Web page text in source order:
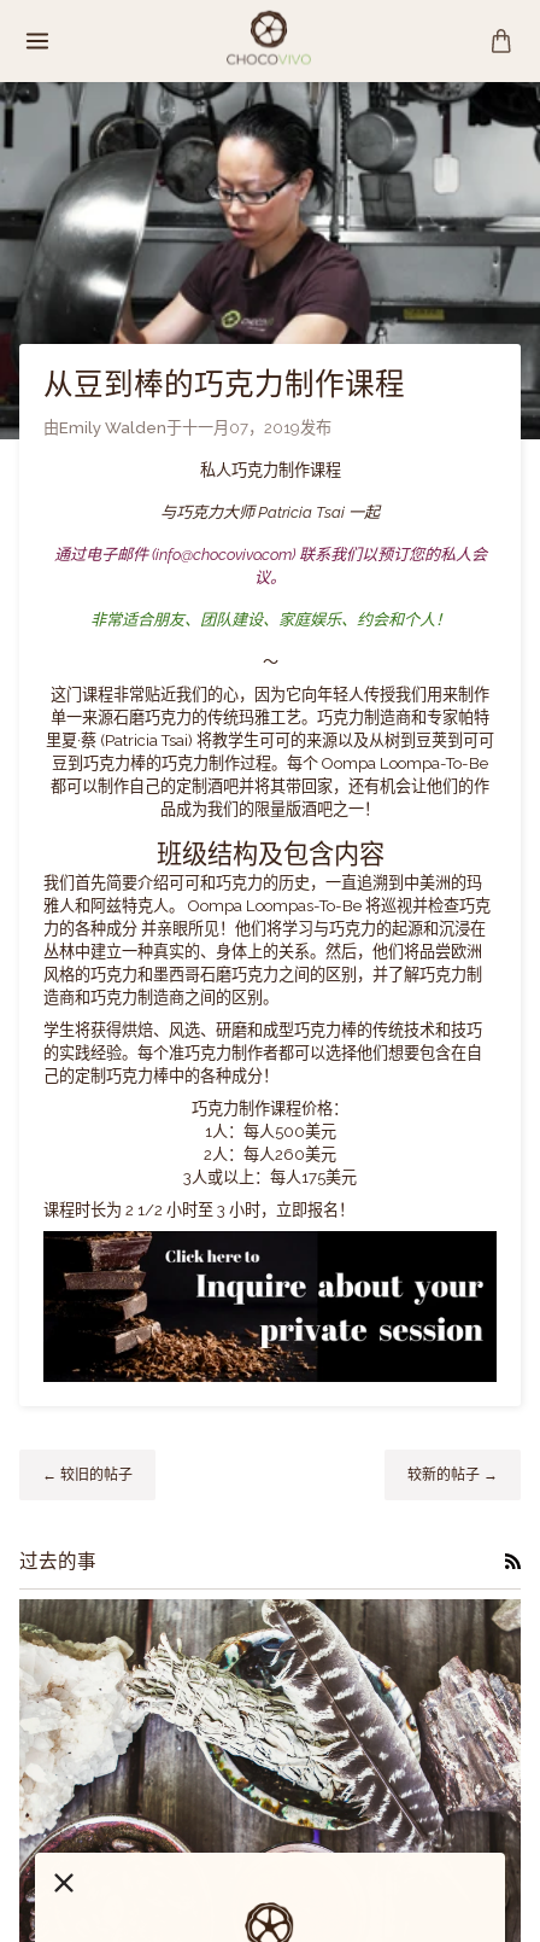
容
从豆到棒的巧克力制作课程
由Emily Walden于十一月07，2019发布
私人巧克力制作课程
与巧克力大师 Patricia Tsai 一起
通过电子邮件 (info@chocovivo.com) 联系我们以预订您的私人会
议。
非常适合朋友、团队建设、家庭娱乐、约会和个人！
～
这门课程非常贴近我们的心，因为它向年轻人传授我们用来制作
单一来源石磨巧克力的传统玛雅工艺。巧克力制造商和专家帕特
里夏·蔡 (Patricia Tsai) 将教学生可可的来源以及从树到豆荚到可可
豆到巧克力棒的巧克力制作过程。每个 Oompa Loompa-To-Be
都可以制作自己的定制酒吧并将其带回家，还有机会让他们的作
品成为我们的限量版酒吧之一！
班级结构及包含内容
我们首先简要介绍可可和巧克力的历史，一直追溯到中美洲的玛
雅人和阿兹特克人。 Oompa Loompas-To-Be 将巡视并检查巧克
力的各种成分 并亲眼所见！他们将学习与巧克力的起源和沉浸在
丛林中建立一种真实的、身体上的关系。然后，他们将品尝欧洲
风格的巧克力和墨西哥石磨巧克力之间的区别，并了解巧克力制
造商和巧克力制造商之间的区别。
学生将获得烘焙、风选、研磨和成型巧克力棒的传统技术和技巧
的实践经验。每个准巧克力制作者都可以选择他们想要包含在 自
己的定制巧克力棒中的各种成分！
巧克力制作课程价格：
1人：每人500美元
2人：每人260美元
3人或以上：每人175美元
课程时长为 2 1/2 小时至 3 小时，立即报名！
← 较旧的帖子 较新的帖子 →
过去的事